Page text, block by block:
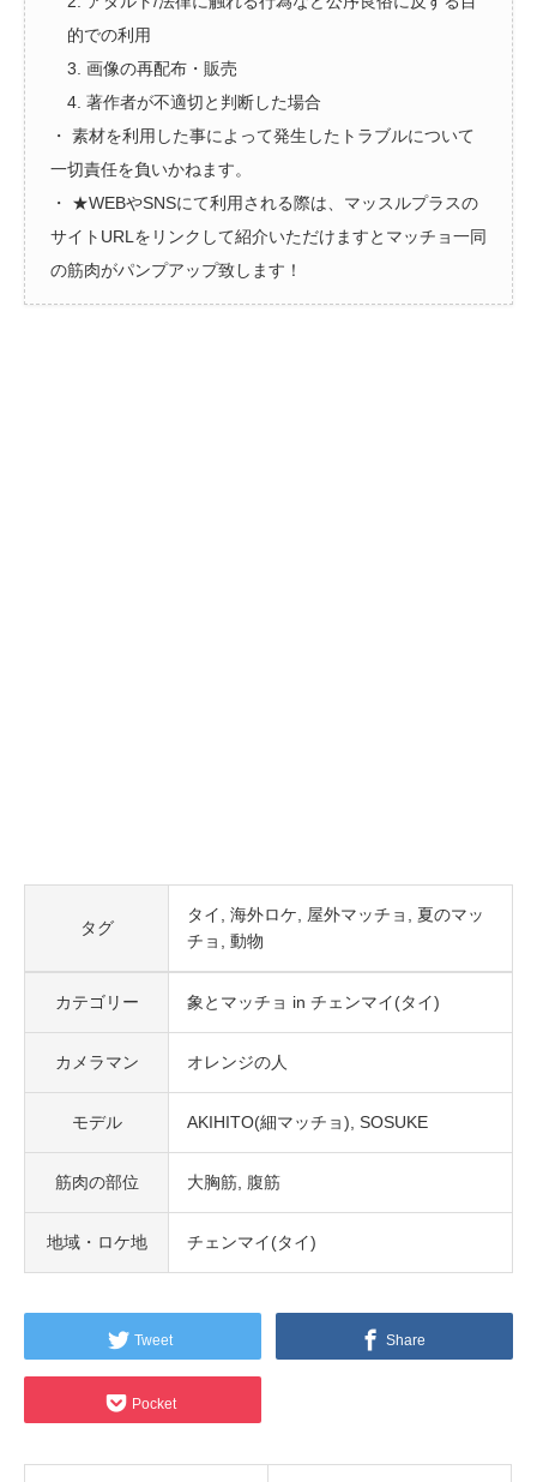
的での利用
3. 画像の再配布・販売
4. 著作者が不適切と判断した場合
・ 素材を利用した事によって発生したトラブルについて
一切責任を負いかねます。
・ ★WEBやSNSにて利用される際は、マッスルプラスの
サイトURLをリンクして紹介いただけますとマッチョ一同
の筋肉がパンプアップ致します！
タグ
タイ 海外ロケ 屋外マッチョ
夏のマッ
チョ
動物
カテゴリー 象とマッチョ in チェンマイ(タイ)
カメラマン オレンジの人
モデル AKIHITO(細マッチョ) SOSUKE
筋肉の部位 大胸筋 腹筋
地域・ロケ地 チェンマイ(タイ)
Tweet Share
Pocket